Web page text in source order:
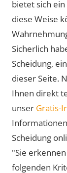
bietet sich
diese Weise
Sicherlich
Scheidung,
dieser Seite.
Ihnen direkt
unser Gratis-
Scheidung
"Sie
folgenden